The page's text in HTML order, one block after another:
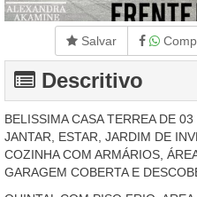
Salvar
Descritivo
BELISSIMA CASA TERREA DE
JANTAR, ESTAR, JARDIM DE
COZINHA COM ARMÁRIOS,
GARAGEM COBERTA E